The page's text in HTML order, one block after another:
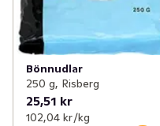
Bönnudlar
250 g, Risberg
25,51 kr
102,04 kr /kg